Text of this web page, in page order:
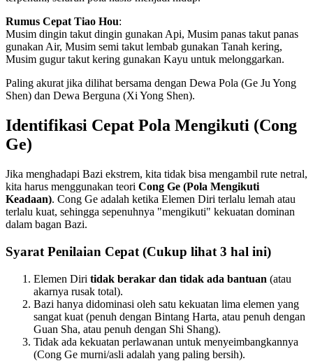
Rumus Cepat Tiao Hou:
Musim dingin takut dingin gunakan Api, Musim panas takut panas
gunakan Air, Musim semi takut lembab gunakan Tanah kering,
Musim gugur takut kering gunakan Kayu untuk melonggarkan.
Paling akurat jika dilihat bersama dengan Dewa Pola (Ge Ju Yong
Shen) dan Dewa Berguna (Xi Yong Shen).
Identifikasi Cepat Pola Mengikuti (Cong
Ge)
Jika menghadapi Bazi ekstrem, kita tidak bisa mengambil rute netral,
kita harus menggunakan teori Cong Ge (Pola Mengikuti
Keadaan). Cong Ge adalah ketika Elemen Diri terlalu lemah atau
terlalu kuat, sehingga sepenuhnya "mengikuti" kekuatan dominan
dalam bagan Bazi.
Syarat Penilaian Cepat (Cukup lihat 3 hal ini)
Elemen Diri tidak berakar dan tidak ada bantuan (atau
akarnya rusak total).
Bazi hanya didominasi oleh satu kekuatan lima elemen yang
sangat kuat (penuh dengan Bintang Harta, atau penuh dengan
Guan Sha, atau penuh dengan Shi Shang).
Tidak ada kekuatan perlawanan untuk menyeimbangkannya
(Cong Ge murni/asli adalah yang paling bersih).